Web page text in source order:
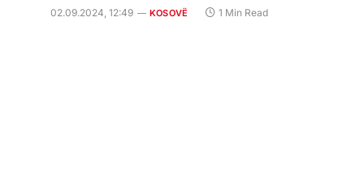
02.09.2024, 12:49 KOSOVË 1 Min Read